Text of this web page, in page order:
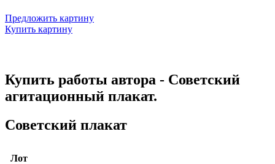
Предложить картину
Купить картину
Купить работы автора - Советский
агитационный плакат.
Советский плакат
Лот